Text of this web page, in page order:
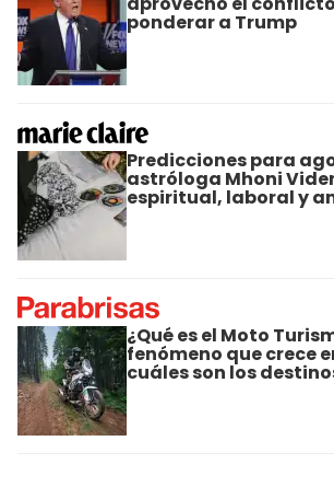
ponderar a Trump
Predicciones para
astróloga Mhoni
espiritual, laboral y
¿Qué es el Moto
fenómeno que crece
cuáles son los